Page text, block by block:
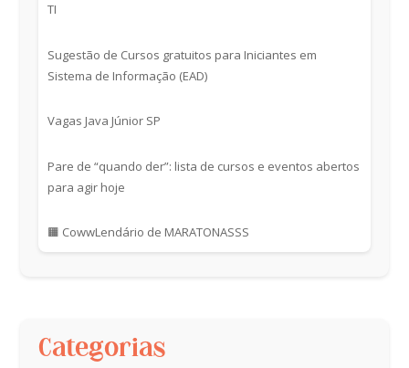
TI
Sugestão de Cursos gratuitos para Iniciantes em
Sistema de Informação (EAD)
Vagas Java Júnior SP
Pare de “quando der”: lista de cursos e eventos abertos
para agir hoje
🟧 CowwLendário de MARATONASSS
Categorias